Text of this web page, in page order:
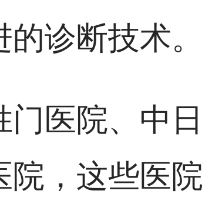
诊断技术。
门医院、中
院，这些医